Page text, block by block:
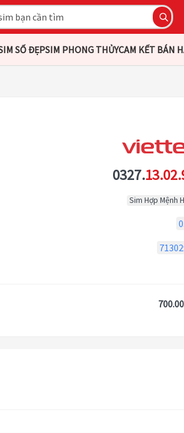
SỐ ĐẸPSIM PHONG THỦYCAM KẾT BÁN
0327.
Sim Hợp Mệnh